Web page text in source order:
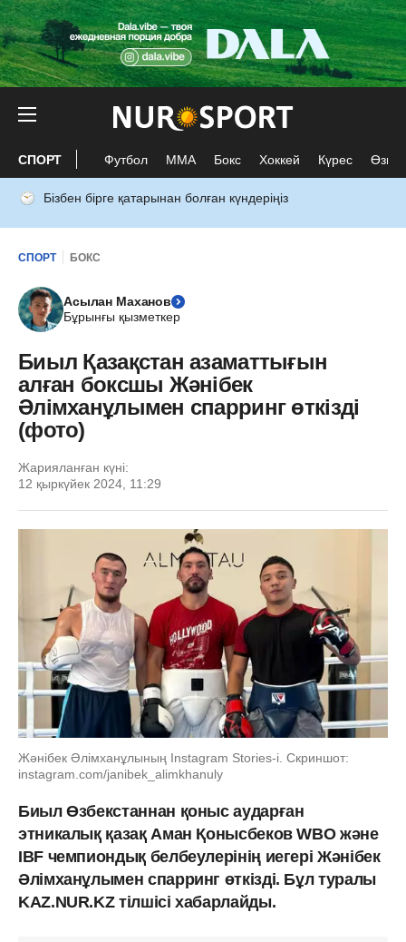
СПОРТ Футбол ММА Бокс Хоккей Күрес Өзге
Бізбен бірге қатарынан болған күндеріңіз
СПОРТ БОКС
Асылан Маханов
Бұрынғы қызметкер
Биыл Қазақстан азаматтығын
алған боксшы Жәнібек
Әлімханұлымен спарринг өткізді
(фото)
Жарияланған күні:
12 қыркүйек 2024, 11:29
Жәнібек Әлімханұлының Instagram Stories-і. Скриншот:
instagram.com/janibek_alimkhanuly
Биыл Өзбекстаннан қоныс аударған
этникалық қазақ Аман Қонысбеков WBO және
IBF чемпиондық белбеулерінің иегері Жәнібек
Әлімханұлымен спарринг өткізді. Бұл туралы
KAZ.NUR.KZ тілшісі хабарлайды.